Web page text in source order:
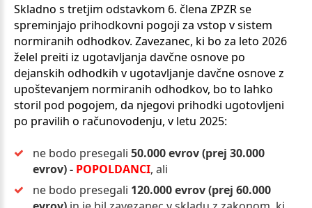
Skladno s tretjim odstavkom 6. člena ZPZR se
spreminjajo prihodkovni pogoji za vstop v sistem
normiranih odhodkov. Zavezanec, ki bo za leto 2026
želel preiti iz ugotavljanja davčne osnove po
dejanskih odhodkih v ugotavljanje davčne osnove z
upoštevanjem normiranih odhodkov, bo to lahko
storil pod pogojem, da njegovi prihodki ugotovljeni
po pravilih o računovodenju, v letu 2025:
ne bodo presegali 50.000 evrov (prej 30.000
evrov) - POPOLDANCI, ali
ne bodo presegali 120.000 evrov (prej 60.000